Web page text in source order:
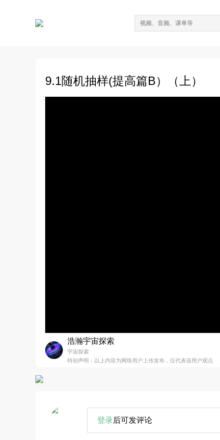
9.1随机抽样(提高篇B）（上）
浩瀚宇宙探索
宇宙探索
特别声明：以上内容为网络用户上传发布，仅代表该用户观点
登录后可发评论